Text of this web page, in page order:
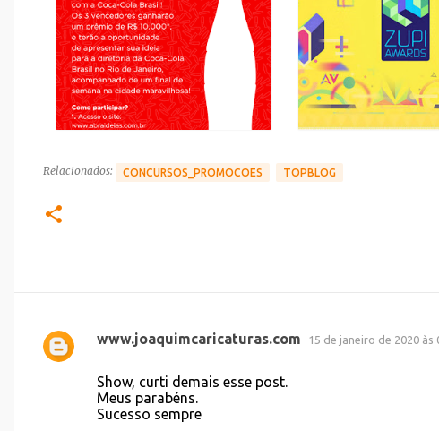
Relacionados: CONCURSOS_PROMOCOES TOPBLOG
C
www.joaquimcaricaturas.com 15 de janeiro de 2020 às
Show, curti demais esse post.
Meus parabéns.
Sucesso sempre